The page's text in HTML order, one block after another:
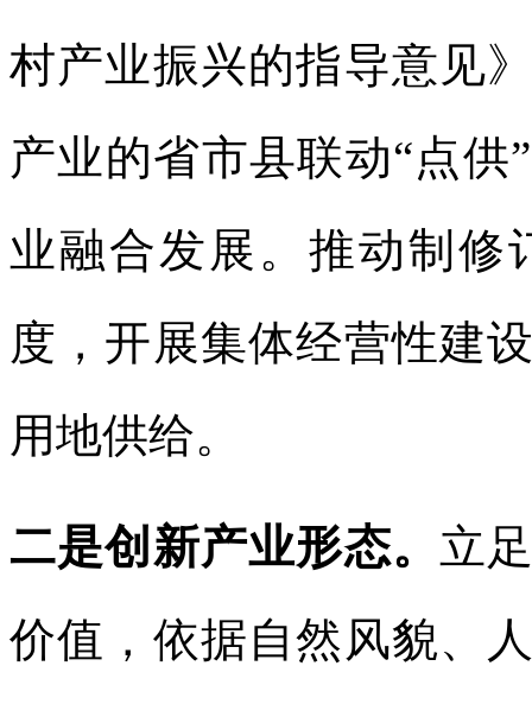
村产业振兴的指导意见
产业的省市县联动“点
业融合发展。推动制修
度，开展集体经营性建
用地供给。
二是创新产业形态。 立
价值，依据自然风貌、